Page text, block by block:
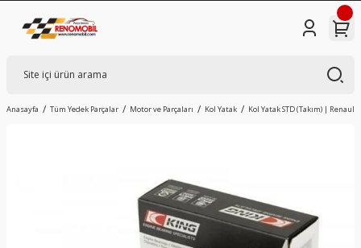
Anasayfa Tüm Yedek Parçalar Motor ve Parçaları Kol Yatak Kol Yatak STD (Takım) |